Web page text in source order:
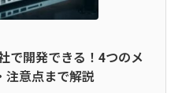
で開発できる！4つのメ
注意点まで解説